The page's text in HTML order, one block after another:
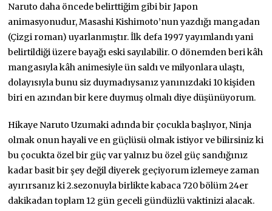
Naruto daha öncede belirttiğim gibi bir Japon
animasyonudur, Masashi Kishimoto’nun yazdığı mangadan
(Çizgi roman) uyarlanmıştır. İlk defa 1997 yayımlandı yani
belirtildiği üzere bayağı eski sayılabilir. O dönemden beri kâh
mangasıyla kâh animesiyle ün saldı ve milyonlara ulaştı,
dolayısıyla bunu siz duymadıysanız yanınızdaki 10 kişiden
biri en azından bir kere duymuş olmalı diye düşünüyorum.
Hikaye Naruto Uzumaki adında bir çocukla başlıyor, Ninja
olmak onun hayali ve en güçlüsü olmak istiyor ve bilirsiniz ki
bu çocukta özel bir güç var yalnız bu özel güç sandığınız
kadar basit bir şey değil diyerek geçiyorum izlemeye zaman
ayırırsanız ki 2.sezonuyla birlikte kabaca 720 bölüm 24er
dakikadan toplam 12 gün geceli gündüzlü vaktinizi alacak.